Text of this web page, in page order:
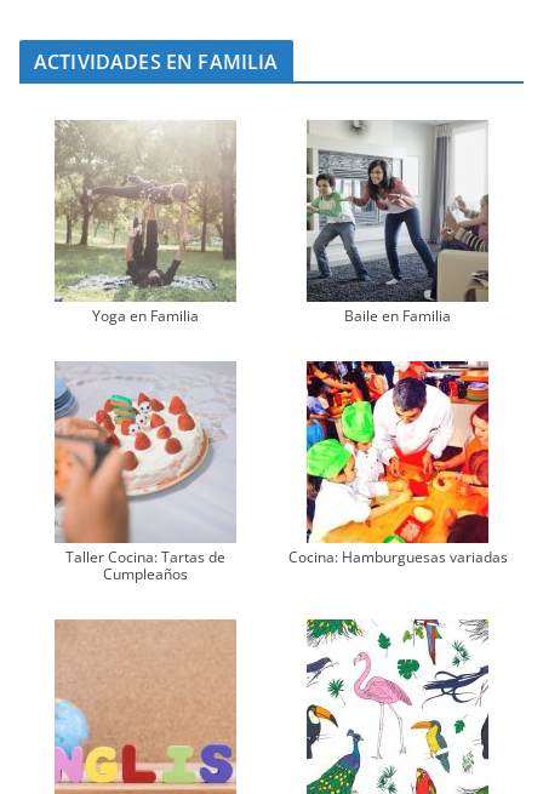
ACTIVIDADES EN FAMILIA
Yoga en Familia Baile en Familia
Taller Cocina: Tartas de
Cumpleaños
Cocina: Hamburguesas variadas